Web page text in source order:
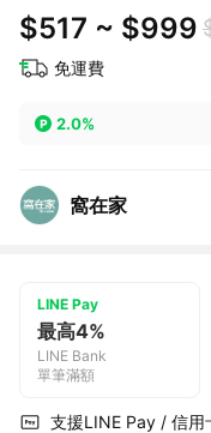
獅子座｜七夕禮物
$517 ~ $999
免運費
2.0%
窩在家
LINE Pay
最高4%
LINE Bank
單筆滿額
支援LINE Pay / 信用